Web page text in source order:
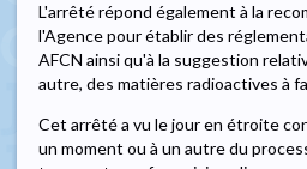
L'arrêté répond également à la
l'Agence pour établir des
AFCN ainsi qu'à la suggestion
autre, des matières radioactives à
Cet arrêté a vu le jour en étroite
un moment ou à un autre du